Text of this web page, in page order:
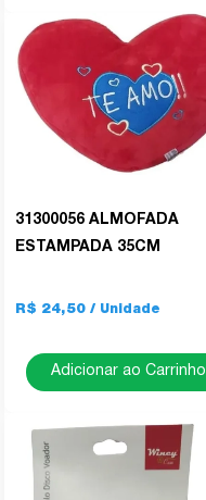
31300056 ALMOFADA
ESTAMPADA 35CM
R$ 24,50
Adicionar ao Carrinho